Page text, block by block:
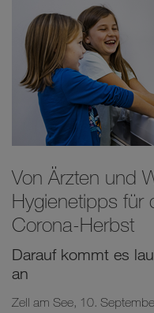
Von Ärzten und
Hygienetipps für
Corona-Herbst
Darauf kommt es
an
Zell am See, 10.